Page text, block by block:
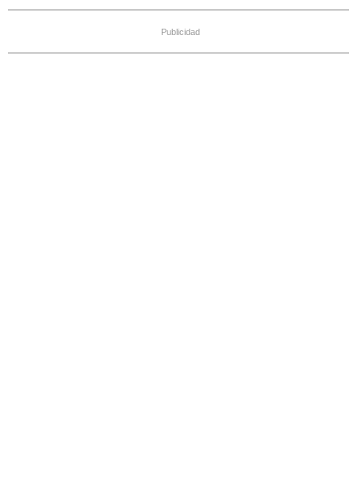
Publicidad